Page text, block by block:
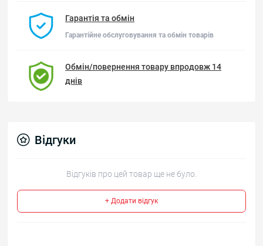
Гарантія та обмін
Гарантійне обслуговування та обмін товарів
Обмін/повернення товару впродовж 14
днів
Відгуки
Відгуків про цей товар ще не було.
+ Додати відгук